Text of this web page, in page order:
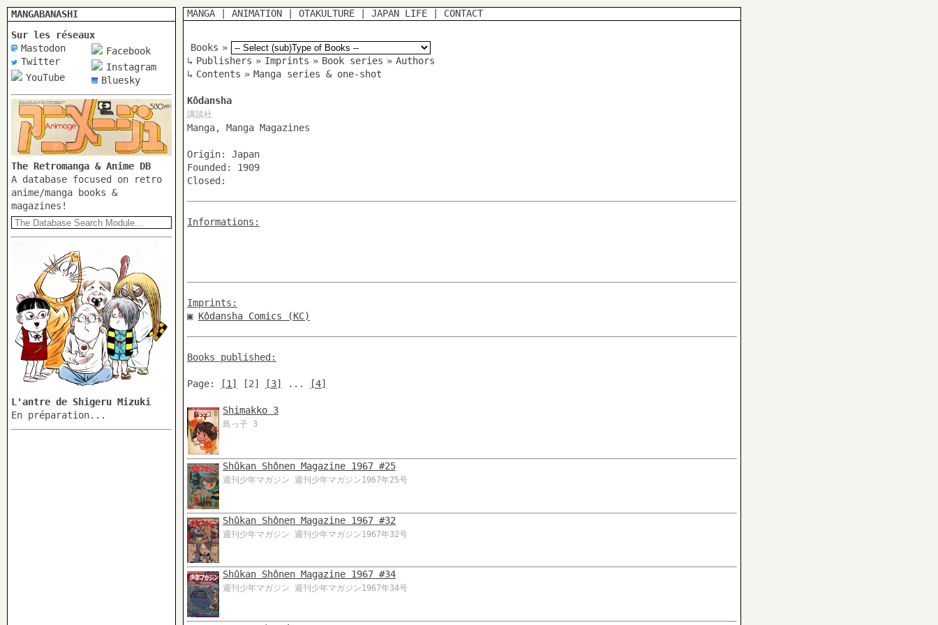
MANGABANASHI
Sur les réseaux
Mastodon
Twitter
YouTube
Facebook
Instagram
Bluesky
The Retromanga & Anime DB
A database focused on retro
anime/manga books &
magazines!
L'antre de Shigeru Mizuki
En préparation...
MANGA ANIMATION OTAKULTURE JAPAN LIFE CONTACT
Books »
↳ Publishers » Imprints » Book series » Authors
↳ Contents » Manga series & one-shot
Kôdansha
講談社
Manga, Manga Magazines
Origin: Japan
Founded: 1909
Closed:
Informations:
Imprints:
▣ Kôdansha Comics (KC)
Books published:
Page: [1] [2] [3] ... [4]
Shimakko 3
島っ子 3
Shûkan Shônen Magazine 1967 #25
週刊少年マガジン 週刊少年マガジン1967年25号
Shûkan Shônen Magazine 1967 #32
週刊少年マガジン 週刊少年マガジン1967年32号
Shûkan Shônen Magazine 1967 #34
週刊少年マガジン 週刊少年マガジン1967年34号